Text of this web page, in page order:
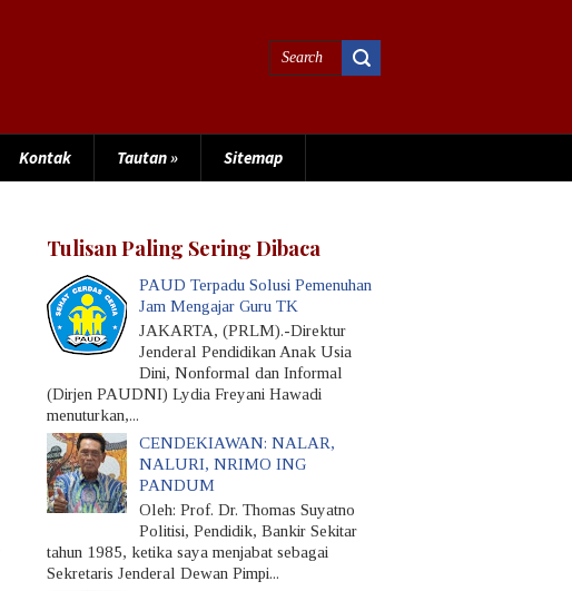
Kontak Tautan» Sitemap
Tulisan Paling Sering Dibaca
PAUD Terpadu Solusi Pemenuhan
Jam Mengajar Guru TK
JAKARTA, (PRLM).-Direktur
Jenderal Pendidikan Anak Usia
Dini, Nonformal dan Informal
(Dirjen PAUDNI) Lydia Freyani Hawadi
menuturkan,...
CENDEKIAWAN: NALAR,
NALURI, NRIMO ING
PANDUM
Oleh: Prof. Dr. Thomas Suyatno
Politisi, Pendidik, Bankir Sekitar
tahun 1985, ketika saya menjabat sebagai
Sekretaris Jenderal Dewan Pimpi...